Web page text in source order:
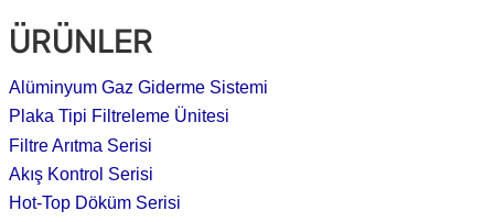
ÜRÜNLER
Alüminyum Gaz Giderme Sistemi
Plaka Tipi Filtreleme Ünitesi
Filtre Arıtma Serisi
Akış Kontrol Serisi
Hot-Top Döküm Serisi